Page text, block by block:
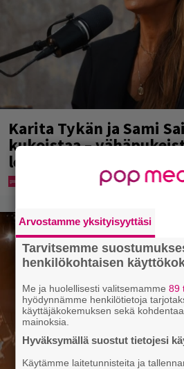
Karita Tykän ja Sami
kukoistaa –
leveitä virnistyksiä
Arvostamme yksityisyyttäsi
Tarvitsemme
henkilökohtaisen
Me ja huolellisesti valitsemamme89
hyödynnämme henkilötietoja
käyttäjäkokemuksen sekä
mainoksia.
Hyväksymällä suostut tietojesi
Käytämme laitetunnisteita ja